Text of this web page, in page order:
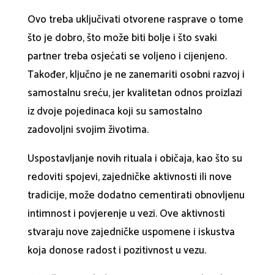
Ovo treba uključivati ​​otvorene rasprave o tome
što je dobro, što može biti bolje i što svaki
partner treba osjećati se voljeno i cijenjeno.
Također, ključno je ne zanemariti osobni razvoj i
samostalnu sreću, jer kvalitetan odnos proizlazi
iz dvoje pojedinaca koji su samostalno
zadovoljni svojim životima.
Uspostavljanje novih rituala i običaja, kao što su
redoviti spojevi, zajedničke aktivnosti ili nove
tradicije, može dodatno cementirati obnovljenu
intimnost i povjerenje u vezi. Ove aktivnosti
stvaraju nove zajedničke uspomene i iskustva
koja donose radost i pozitivnost u vezu.